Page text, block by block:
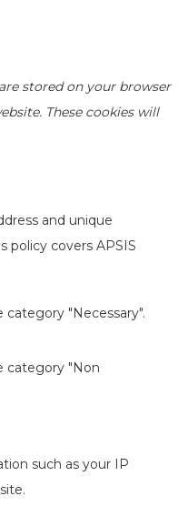
stored on your browser
These cookies will
and unique
policy covers APSIS
"Necessary".
category "Non
such as your IP